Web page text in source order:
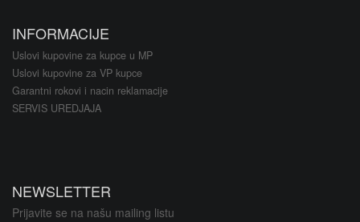
INFORMACIJE
Uslovi kupovine za kupce u MP
Uslovi kupovine za VP kupce
Garantni rokovi i nacin reklamacije
SERVIS UREDJAJA
NEWSLETTER
Prijavite se na našu mailing listu